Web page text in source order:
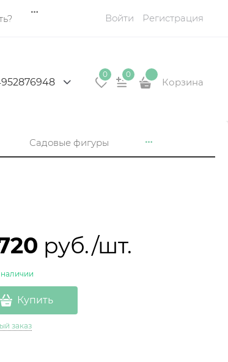
Войти Регистрация
0 0
Корзина
Садовые фигуры
руб./шт.
наличии
Купить
заказ